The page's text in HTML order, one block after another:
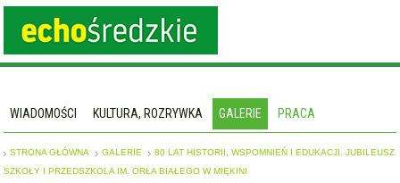
WIADOMOŚCI KULTURA, ROZRYWKA GALERIE PRACA
STRONA GŁÓWNA GALERIE
80 LAT HISTORII, WSPOMNIEŃ I EDUKACJI. JUBILEUSZ
SZKOŁY I PRZEDSZKOLA IM. ORŁA BIAŁEGO W MIĘKINI